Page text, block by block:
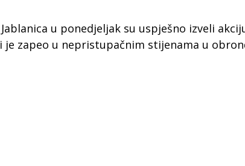
Jablanica u ponedjeljak su uspješno izveli
je zapeo u nepristupačnim stijenama u